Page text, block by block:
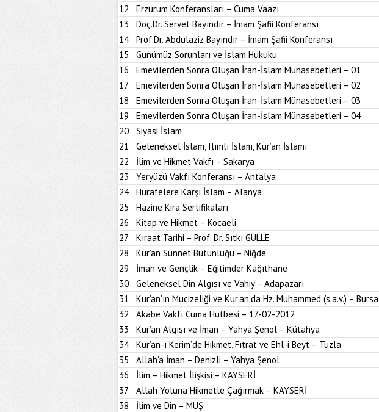
12
Erzurum Konferansları – Cuma Vaazı
13
Doç.Dr. Servet Bayındır – İmam Şafii Konferansı
14
Prof.Dr. Abdulaziz Bayındır – İmam Şafii Konferansı
15
Günümüz Sorunları ve İslam Hukuku
16
Emevilerden Sonra Oluşan İran-İslam Münasebetleri – 01
17
Emevilerden Sonra Oluşan İran-İslam Münasebetleri – 02
18
Emevilerden Sonra Oluşan İran-İslam Münasebetleri – 03
19
Emevilerden Sonra Oluşan İran-İslam Münasebetleri – 04
20
Siyasi İslam
21
Geleneksel İslam, Ilımlı İslam, Kur’an İslamı
22
İlim ve Hikmet Vakfı – Sakarya
23
Yeryüzü Vakfı Konferansı – Antalya
24
Hurafelere Karşı İslam – Alanya
25
Hazine Kira Sertifikaları
26
Kitap ve Hikmet – Kocaeli
27
Kıraat Tarihi – Prof. Dr. Sıtkı GÜLLE
28
Kur’an Sünnet Bütünlüğü – Niğde
29
İman ve Gençlik – Eğitimder Kağıthane
30
Geleneksel Din Algısı ve Vahiy – Adapazarı
31
Kur’an’ın Mucizeliği ve Kur’an’da Hz. Muhammed (s.a.v.) – Bursa
32
Akabe Vakfı Cuma Hutbesi – 17-02-2012
33
Kur’an Algısı ve İman – Yahya Şenol – Kütahya
34
Kur’an-ı Kerim’de Hikmet, Fıtrat ve Ehl-i Beyt – Tuzla
35
Allah’a İman – Denizli – Yahya Şenol
36
İlim – Hikmet İlişkisi – KAYSERİ
37
Allah Yoluna Hikmetle Çağırmak – KAYSERİ
38
İlim ve Din – MUŞ